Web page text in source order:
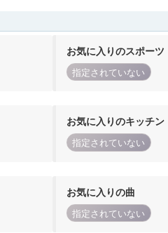
お気に入りのスポーツ
指定されていない
お気に入りのキッチン
指定されていない
お気に入りの曲
指定されていない